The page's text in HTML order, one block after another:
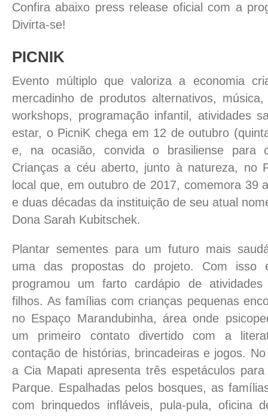
Confira abaixo press release oficial com a
Divirta-se!
PICNIK
Evento múltiplo que valoriza a economia
mercadinho de produtos alternativos,
workshops, programação infantil, atividades
estar, o PicniK chega em 12 de outubro
e, na ocasião, convida o brasiliense para
Crianças a céu aberto, junto à natureza, no
local que, em outubro de 2017, comemora 39
e duas décadas da instituição de seu atual
Dona Sarah Kubitschek.
Plantar sementes para um futuro mais
uma das propostas do projeto. Com isso
programou um farto cardápio de
filhos. As famílias com crianças pequenas
no Espaço Marandubinha, área onde
um primeiro contato divertido com a
contação de histórias, brincadeiras e jogos.
a Cia Mapati apresenta três espetáculos
Parque. Espalhadas pelos bosques, as
com brinquedos infláveis, pula-pula, oficina